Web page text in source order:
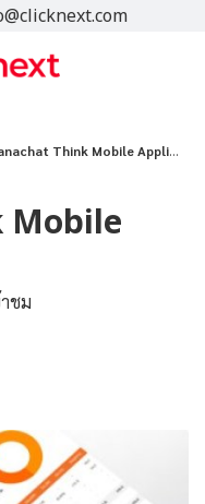
Think Mobile Application
Mobile
ชม